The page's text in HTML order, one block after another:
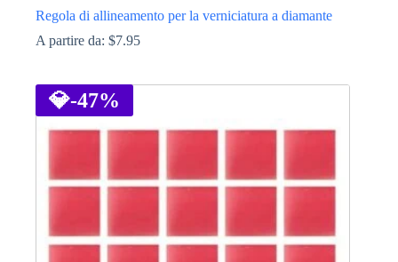
Regola di allineamento per la verniciatura a diamante
A partire da: $7.95
più
varianti.
possono
essere
pagina
💎-47%